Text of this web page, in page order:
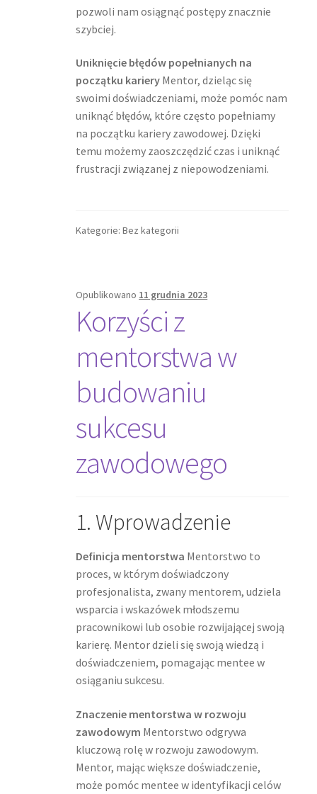
pozwoli nam osiągnąć postępy znacznie
szybciej.
Uniknięcie błędów popełnianych na
początku kariery Mentor, dzieląc się
swoimi doświadczeniami, może pomóc nam
uniknąć błędów, które często popełniamy
na początku kariery zawodowej. Dzięki
temu możemy zaoszczędzić czas i uniknąć
frustracji związanej z niepowodzeniami.
Kategorie: Bez kategorii
Opublikowano 11 grudnia 2023
Korzyści z
mentorstwa w
budowaniu
sukcesu
zawodowego
1. Wprowadzenie
Definicja mentorstwa Mentorstwo to
proces, w którym doświadczony
profesjonalista, zwany mentorem, udziela
wsparcia i wskazówek młodszemu
pracownikowi lub osobie rozwijającej swoją
karierę. Mentor dzieli się swoją wiedzą i
doświadczeniem, pomagając mentee w
osiąganiu sukcesu.
Znaczenie mentorstwa w rozwoju
zawodowym Mentorstwo odgrywa
kluczową rolę w rozwoju zawodowym.
Mentor, mając większe doświadczenie,
może pomóc mentee w identyfikacji celów